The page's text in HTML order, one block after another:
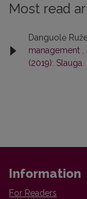
Most read
Danguolė
management ,
(2019):
Information
For Readers